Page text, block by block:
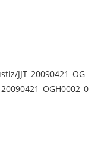
JJT_20090421_OG